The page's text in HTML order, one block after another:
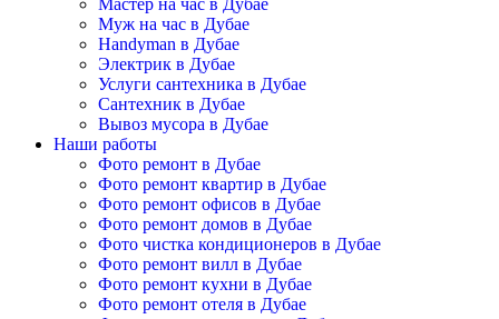
Мастер на час в Дубае
Муж на час в Дубае
Handyman в Дубае
Электрик в Дубае
Услуги сантехника в Дубае
Сантехник в Дубае
Вывоз мусора в Дубае
Наши работы
Фото ремонт в Дубае
Фото ремонт квартир в Дубае
Фото ремонт офисов в Дубае
Фото ремонт домов в Дубае
Фото чистка кондиционеров в Дубае
Фото ремонт вилл в Дубае
Фото ремонт кухни в Дубае
Фото ремонт отеля в Дубае